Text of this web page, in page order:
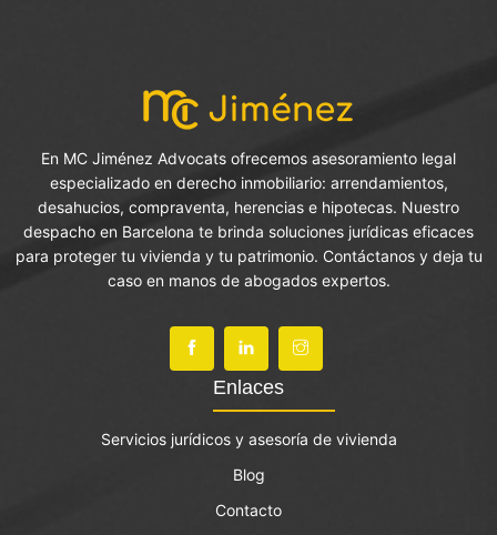
En MC Jiménez Advocats ofrecemos asesoramiento legal
especializado en derecho inmobiliario: arrendamientos,
desahucios, compraventa, herencias e hipotecas. Nuestro
despacho en Barcelona te brinda soluciones jurídicas eficaces
para proteger tu vivienda y tu patrimonio. Contáctanos y deja tu
caso en manos de abogados expertos.
Enlaces
Servicios jurídicos y asesoría de vivienda
Blog
Contacto